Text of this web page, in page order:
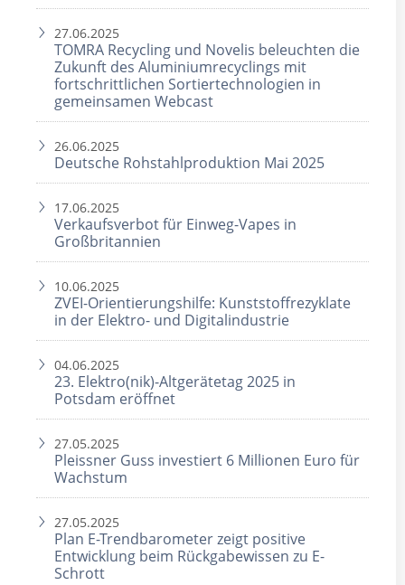
27.06.2025
TOMRA Recycling und Novelis beleuchten die
Zukunft des Aluminiumrecyclings mit
fortschrittlichen Sortiertechnologien in
gemeinsamen Webcast
26.06.2025
Deutsche Rohstahlproduktion Mai 2025
17.06.2025
Verkaufsverbot für Einweg-Vapes in
Großbritannien
10.06.2025
ZVEI-Orientierungshilfe: Kunststoffrezyklate
in der Elektro- und Digitalindustrie
04.06.2025
23. Elektro(nik)-Altgerätetag 2025 in
Potsdam eröffnet
27.05.2025
Pleissner Guss investiert 6 Millionen Euro für
Wachstum
27.05.2025
Plan E-Trendbarometer zeigt positive
Entwicklung beim Rückgabewissen zu E-
Schrott